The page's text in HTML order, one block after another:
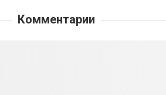
Комментарии